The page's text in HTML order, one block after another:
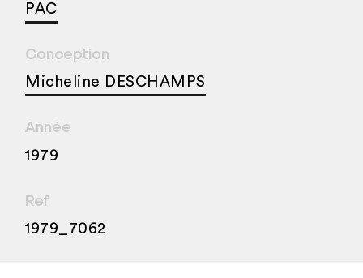
PAC
Conception
Micheline DESCHAMPS
Année
1979
Ref
1979_7062